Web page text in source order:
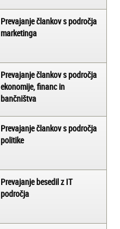
Prevajanje člankov s področja
marketinga
Prevajanje člankov s področja
ekonomije, financ in
bančništva
Prevajanje člankov s področja
politike
Prevajanje besedil z IT
področja